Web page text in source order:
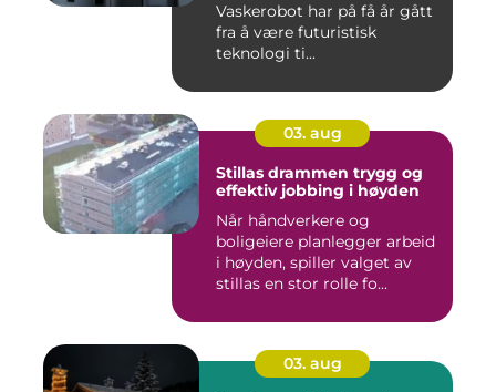
Vaskerobot har på få år gått
fra å være futuristisk
teknologi ti...
03. aug
Stillas drammen trygg og
effektiv jobbing i høyden
Når håndverkere og
boligeiere planlegger arbeid
i høyden, spiller valget av
stillas en stor rolle fo...
03. aug